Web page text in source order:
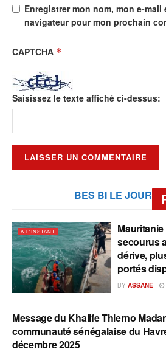
Enregistrer mon nom, mon e-
navigateur pour mon prochain
CAPTCHA *
Saisissez le texte affiché ci-dessus:
BES BI LE JOUR
A L'INSTANT
secourus
dérive,
portés
BY ASSANE
A L'INSTANT
Message du Khalife Thierno
communauté sénégalaise du
décembre 2025